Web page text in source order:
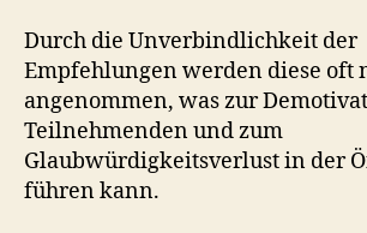
Durch die Unverbindlichkeit der
Empfehlungen werden diese oft
angenommen, was zur
Teilnehmenden und zum
Glaubwürdigkeitsverlust in der
führen kann.